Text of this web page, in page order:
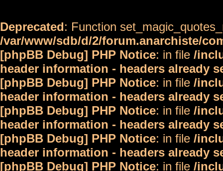
Deprecated: Function
/var/www/sdb/d/2/forum.anarchiste/
[phpBB Debug] PHP Notice: in file /
header information - headers already
[phpBB Debug] PHP Notice: in file /
header information - headers already
[phpBB Debug] PHP Notice: in file /
header information - headers already
[phpBB Debug] PHP Notice: in file /
header information - headers already
[phpBB Debug] PHP Notice: in file /